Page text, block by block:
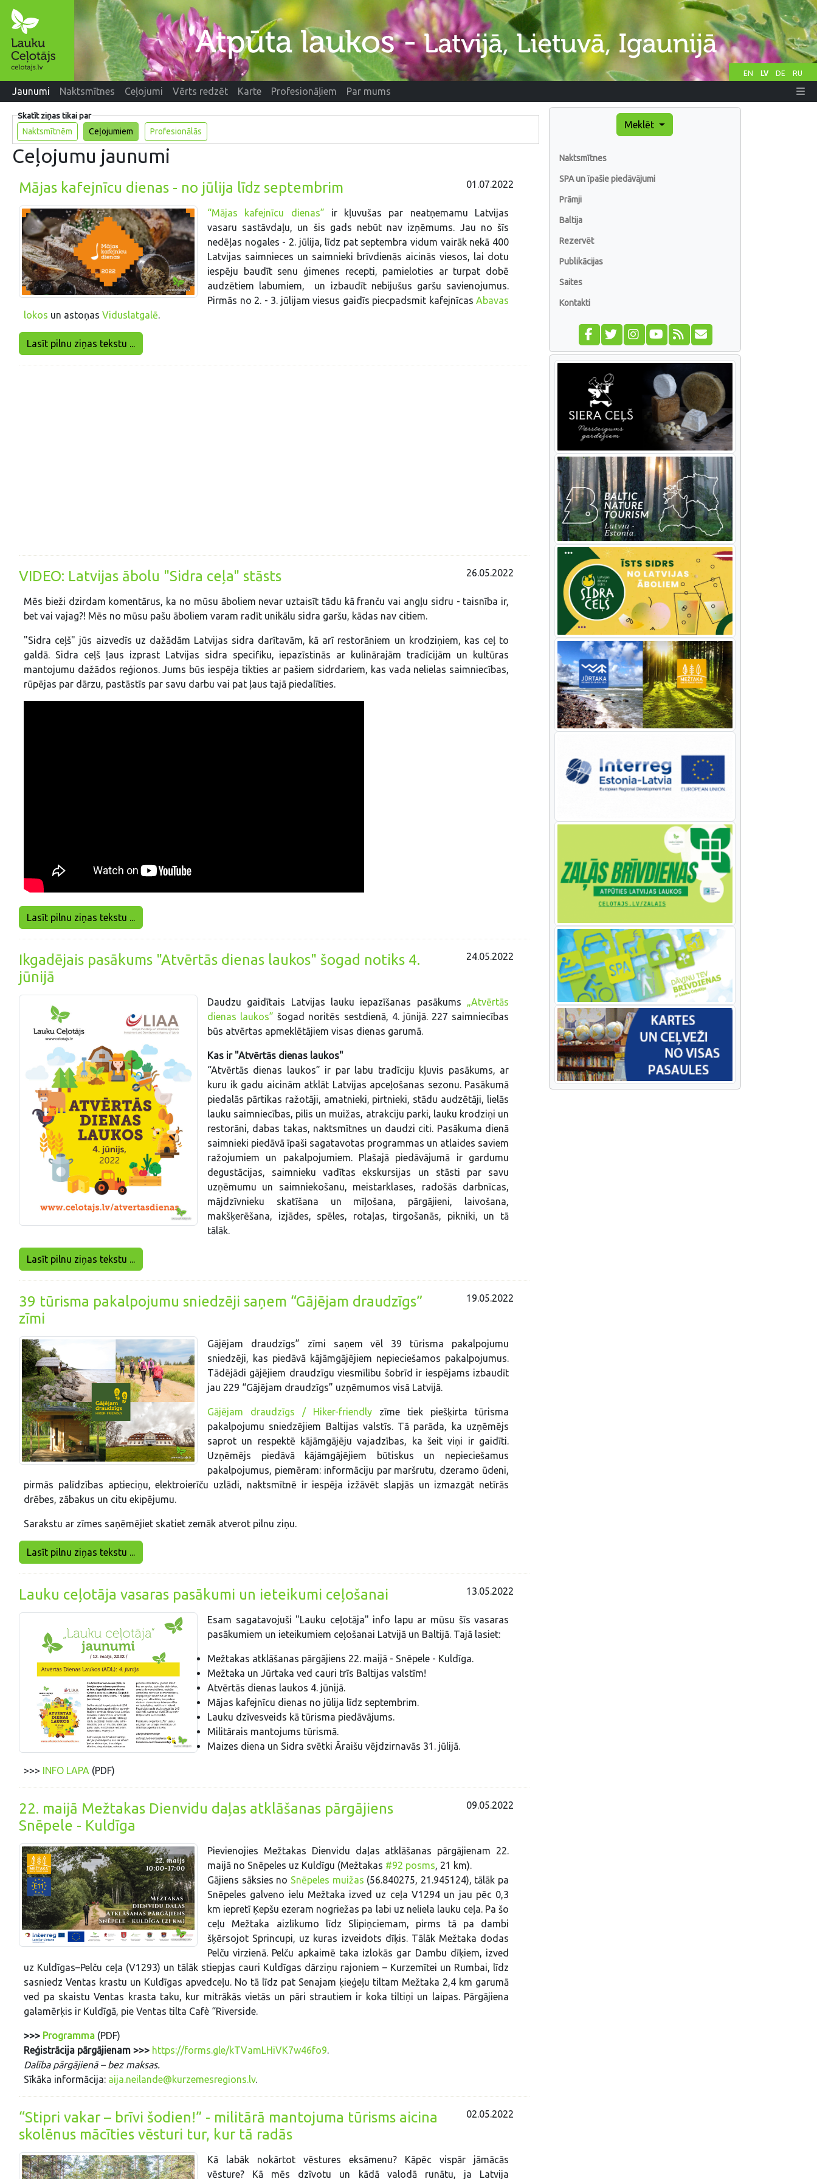
EN LV DE RU
Jaunumi Naktsmītnes Ceļojumi Vērts redzēt Karte Profesionāļiem Par mums
Skatīt ziņas tikai par
Naktsmītnēm
Ceļojumiem Profesionālās
Ceļojumu jaunumi
Mājas kafejnīcu dienas - no jūlija līdz septembrim 01.07.2022
“Mājas kafejnīcu dienas” ir kļuvušas par neatņemamu Latvijas
vasaru sastāvdaļu, un šis gads nebūt nav izņēmums. Jau no šīs
nedēļas nogales - 2. jūlija, līdz pat septembra vidum vairāk nekā 400
Latvijas saimnieces un saimnieki brīvdienās aicinās viesos, lai dotu
iespēju baudīt senu ģimenes recepti, pamieloties ar turpat dobē
audzētiem labumiem, un izbaudīt nebijušus garšu savienojumus.
Pirmās no 2. - 3. jūlijam viesus gaidīs piecpadsmit kafejnīcasAbavas
lokos un astoņasViduslatgalē.
Lasīt pilnu ziņas tekstu ...
VIDEO: Latvijas ābolu "Sidra ceļa" stāsts 26.05.2022
Mēs bieži dzirdam komentārus, ka no mūsu āboliem nevar uztaisīt tādu kā franču vai angļu sidru - taisnība ir,
bet vai vajag?! Mēs no mūsu pašu āboliem varam radīt unikālu sidra garšu, kādas nav citiem.
"Sidra ceļš" jūs aizvedīs uz dažādām Latvijas sidra darītavām, kā arī restorāniem un krodziņiem, kas ceļ to
galdā. Sidra ceļš ļaus izprast Latvijas sidra specifiku, iepazīstinās ar kulinārajām tradīcijām un kultūras
mantojumu dažādos reģionos. Jums būs iespēja tikties ar pašiem sidrdariem, kas vada nelielas saimniecības,
rūpējas par dārzu, pastāstīs par savu darbu vai pat ļaus tajā piedalīties.
Lasīt pilnu ziņas tekstu ...
Ikgadējais pasākums "Atvērtās dienas laukos" šogad notiks 4.
jūnijā
24.05.2022
Daudzu gaidītais Latvijas lauku iepazīšanas pasākums „Atvērtās
dienas laukos” šogad noritēs sestdienā, 4. jūnijā. 227 saimniecības
būs atvērtas apmeklētājiem visas dienas garumā.
Kas ir "Atvērtās dienas laukos"
“Atvērtās dienas laukos” ir par labu tradīciju kļuvis pasākums, ar
kuru ik gadu aicinām atklāt Latvijas apceļošanas sezonu. Pasākumā
piedalās pārtikas ražotāji, amatnieki, pirtnieki, stādu audzētāji, lielās
lauku saimniecības, pilis un muižas, atrakciju parki, lauku krodziņi un
restorāni, dabas takas, naktsmītnes un daudzi citi. Pasākuma dienā
saimnieki piedāvā īpaši sagatavotas programmas un atlaides saviem
ražojumiem un pakalpojumiem. Plašajā piedāvājumā ir gardumu
degustācijas, saimnieku vadītas ekskursijas un stāsti par savu
uzņēmumu un saimniekošanu, meistarklases, radošās darbnīcas,
mājdzīvnieku skatīšana un mīļošana, pārgājieni, laivošana,
makšķerēšana, izjādes, spēles, rotaļas, tirgošanās, pikniki, un tā
tālāk.
Lasīt pilnu ziņas tekstu ...
39 tūrisma pakalpojumu sniedzēji saņem “Gājējam draudzīgs”
zīmi
19.05.2022
Gājējam draudzīgs” zīmi saņem vēl 39 tūrisma pakalpojumu
sniedzēji, kas piedāvā kājāmgājējiem nepieciešamos pakalpojumus.
Tādējādi gājējiem draudzīgu viesmīlību šobrīd ir iespējams izbaudīt
jau 229 “Gājējam draudzīgs” uzņēmumos visā Latvijā.
Gājējam draudzīgs / Hiker-friendly zīme tiek piešķirta tūrisma
pakalpojumu sniedzējiem Baltijas valstīs. Tā parāda, ka uzņēmējs
saprot un respektē kājāmgājēju vajadzības, ka šeit viņi ir gaidīti.
Uzņēmējs piedāvā kājāmgājējiem būtiskus un nepieciešamus
pakalpojumus, piemēram: informāciju par maršrutu, dzeramo ūdeni,
pirmās palīdzības aptieciņu, elektroierīču uzlādi, naktsmītnē ir iespēja izžāvēt slapjās un izmazgāt netīrās
drēbes, zābakus un citu ekipējumu.
Sarakstu ar zīmes saņēmējiet skatiet zemāk atverot pilnu ziņu.
Lasīt pilnu ziņas tekstu ...
Lauku ceļotāja vasaras pasākumi un ieteikumi ceļošanai 13.05.2022
Esam sagatavojuši "Lauku ceļotāja" info lapu ar mūsu šīs vasaras
pasākumiem un ieteikumiem ceļošanai Latvijā un Baltijā. Tajā lasiet:
Mežtakas atklāšanas pārgājiens 22. maijā - Snēpele - Kuldīga.
Mežtaka un Jūrtaka ved cauri trīs Baltijas valstīm!
Atvērtās dienas laukos 4. jūnijā.
Mājas kafejnīcu dienas no jūlija līdz septembrim.
Lauku dzīvesveids kā tūrisma piedāvājums.
Militārais mantojums tūrismā.
Maizes diena un Sidra svētki Āraišu vējdzirnavās 31. jūlijā.
>>> INFO LAPA (PDF)
22. maijā Mežtakas Dienvidu daļas atklāšanas pārgājiens
Snēpele - Kuldīga
09.05.2022
Pievienojies Mežtakas Dienvidu daļas atklāšanas pārgājienam 22.
maijā no Snēpeles uz Kuldīgu (Mežtakas #92 posms, 21 km).
Gājiens sāksies no Snēpeles muižas (56.840275, 21.945124), tālāk pa
Snēpeles galveno ielu Mežtaka izved uz ceļa V1294 un jau pēc 0,3
km iepretī Ķepšu ezeram nogriežas pa labi uz neliela lauku ceļa. Pa šo
ceļu Mežtaka aizlīkumo līdz Slipiņciemam, pirms tā pa dambi
šķērsojot Sprincupi, uz kuras izveidots dīķis. Tālāk Mežtaka dodas
Pelču virzienā. Pelču apkaimē taka izlokās gar Dambu dīķiem, izved
uz Kuldīgas–Pelču ceļa (V1293) un tālāk stiepjas cauri Kuldīgas dārziņu rajoniem – Kurzemītei un Rumbai, līdz
sasniedz Ventas krastu un Kuldīgas apvedceļu. No tā līdz pat Senajam ķieģeļu tiltam Mežtaka 2,4 km garumā
ved pa skaistu Ventas krasta taku, kur mitrākās vietās un pāri strautiem ir koka tiltiņi un laipas. Pārgājiena
galamērķis ir Kuldīgā, pie Ventas tilta Cafè “Riverside.
>>> Programma (PDF)
Reģistrācija pārgājienam >>> https://forms.gle/kTVamLHiVK7w46fo9.
Dalība pārgājienā – bez maksas.
Sīkāka informācija: aija.neilande@kurzemesregions.lv.
“Stipri vakar – brīvi šodien!” - militārā mantojuma tūrisms aicina
skolēnus mācīties vēsturi tur, kur tā radās
02.05.2022
Kā labāk nokārtot vēstures eksāmenu? Kāpēc vispār jāmācās
vēsture? Kā mēs dzīvotu un kādā valodā runātu, ja Latvija
Meklēt
Naktsmītnes
SPA un īpašie piedāvājumi
Prāmji
Baltija
Rezervēt
Publikācijas
Saites
Kontakti